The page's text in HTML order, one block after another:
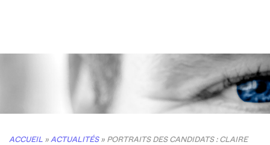
ACCUEIL »ACTUALITÉS» PORTRAITS DES CANDIDATS : CLAIRE